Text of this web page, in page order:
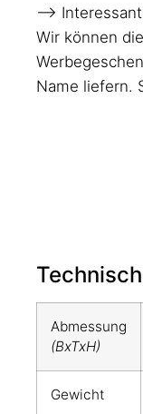
–>
Wir können
Name liefern.
Abmessung
(BxTxH)
Gewicht